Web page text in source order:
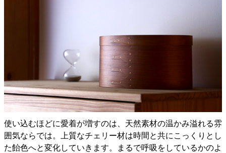
使い込むほどに愛着が増すのは、天然素材の温かみ溢れる雰
囲気ならでは。上質なチェリー材は時間と共にこっくりとし
た飴色へと変化していきます。まるで呼吸をしているかのよ